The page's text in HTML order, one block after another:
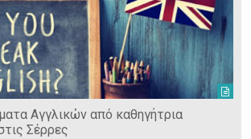
Αγγλικών από καθηγήτρια
Σέρρες